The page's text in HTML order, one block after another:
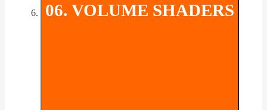
06. VOLUME SHADERS